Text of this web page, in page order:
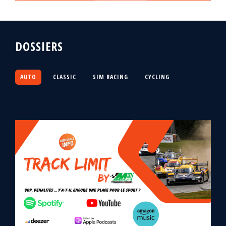
DOSSIERS
AUTO CLASSIC SIM RACING CYCLING